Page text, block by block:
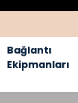
Bağlantı
Ekipmanları